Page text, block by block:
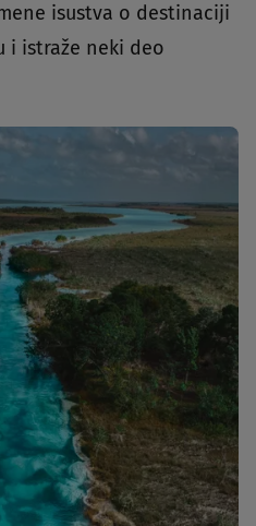
isustva o destinaciji
i istraže neki deo